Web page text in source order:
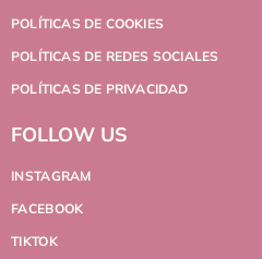
POLÍTICAS DE COOKIES
POLÍTICAS DE REDES SOCIALES
POLÍTICAS DE PRIVACIDAD
FOLLOW US
INSTAGRAM
FACEBOOK
TIKTOK